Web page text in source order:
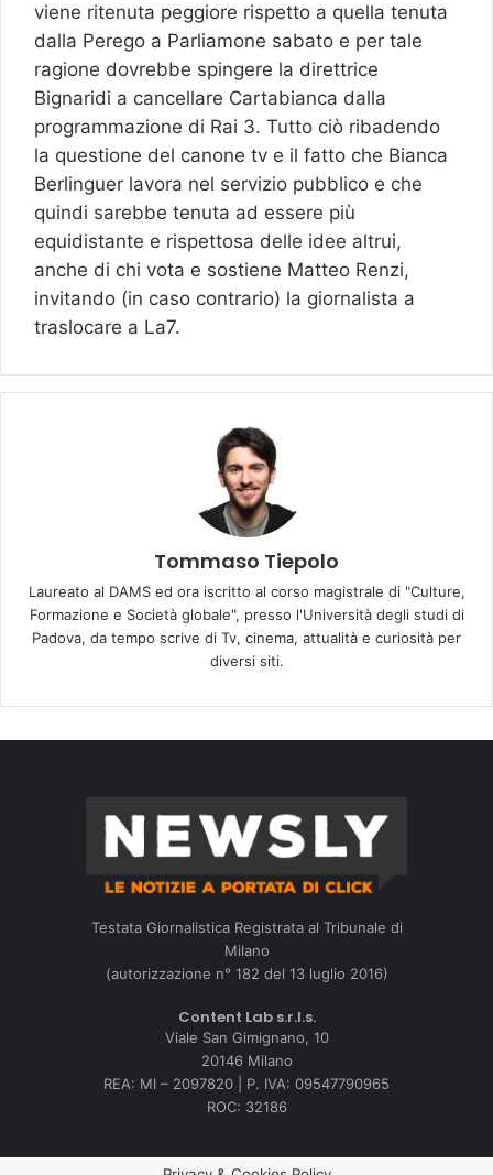
viene ritenuta peggiore rispetto a quella tenuta
dalla Perego a Parliamone sabato e per tale
ragione dovrebbe spingere la direttrice
Bignaridi a cancellare Cartabianca dalla
programmazione di Rai 3. Tutto ciò ribadendo
la questione del canone tv e il fatto che Bianca
Berlinguer lavora nel servizio pubblico e che
quindi sarebbe tenuta ad essere più
equidistante e rispettosa delle idee altrui,
anche di chi vota e sostiene Matteo Renzi,
invitando (in caso contrario) la giornalista a
traslocare a La7.
Tommaso Tiepolo
Laureato al DAMS ed ora iscritto al corso magistrale di "Culture,
Formazione e Società globale", presso l'Università degli studi di
Padova, da tempo scrive di Tv, cinema, attualità e curiosità per
diversi siti.
Testata Giornalistica Registrata al Tribunale di
Milano
(autorizzazione n° 182 del 13 luglio 2016)
Content Lab s.r.l.s.
Viale San Gimignano, 10
20146 Milano
REA: MI – 2097820 | P. IVA: 09547790965
ROC: 32186